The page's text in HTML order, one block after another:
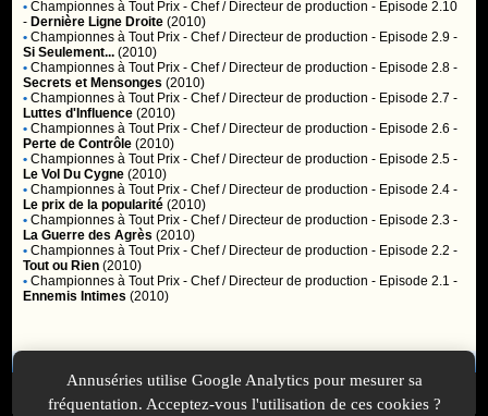
• Championnes à Tout Prix - Chef / Directeur de production - Episode 2.10
- Dernière Ligne Droite (2010)
• Championnes à Tout Prix - Chef / Directeur de production - Episode 2.9 -
Si Seulement... (2010)
• Championnes à Tout Prix - Chef / Directeur de production - Episode 2.8 -
Secrets et Mensonges (2010)
• Championnes à Tout Prix - Chef / Directeur de production - Episode 2.7 -
Luttes d'Influence (2010)
• Championnes à Tout Prix - Chef / Directeur de production - Episode 2.6 -
Perte de Contrôle (2010)
• Championnes à Tout Prix - Chef / Directeur de production - Episode 2.5 -
Le Vol Du Cygne (2010)
• Championnes à Tout Prix - Chef / Directeur de production - Episode 2.4 -
Le prix de la popularité (2010)
• Championnes à Tout Prix - Chef / Directeur de production - Episode 2.3 -
La Guerre des Agrès (2010)
• Championnes à Tout Prix - Chef / Directeur de production - Episode 2.2 -
Tout ou Rien (2010)
• Championnes à Tout Prix - Chef / Directeur de production - Episode 2.1 -
Ennemis Intimes (2010)
Vous ne pouvez pas accéder aux fonctionnalités réservées aux
membres car vous n'êtes pasinscritouidentifié.
Annuséries utilise Google Analytics pour mesurer sa
fréquentation. Acceptez-vous l'utilisation de ces cookies ?